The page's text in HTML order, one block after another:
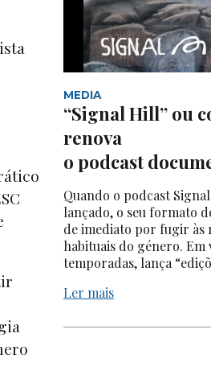
MEDIA
“Signal Hill” ou
renova
o podcast
Quando o podcast
lançado, o seu formato
de imediato por fugir às
habituais do género. Em
temporadas, lança
Ler mais